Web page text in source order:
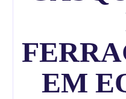
EM